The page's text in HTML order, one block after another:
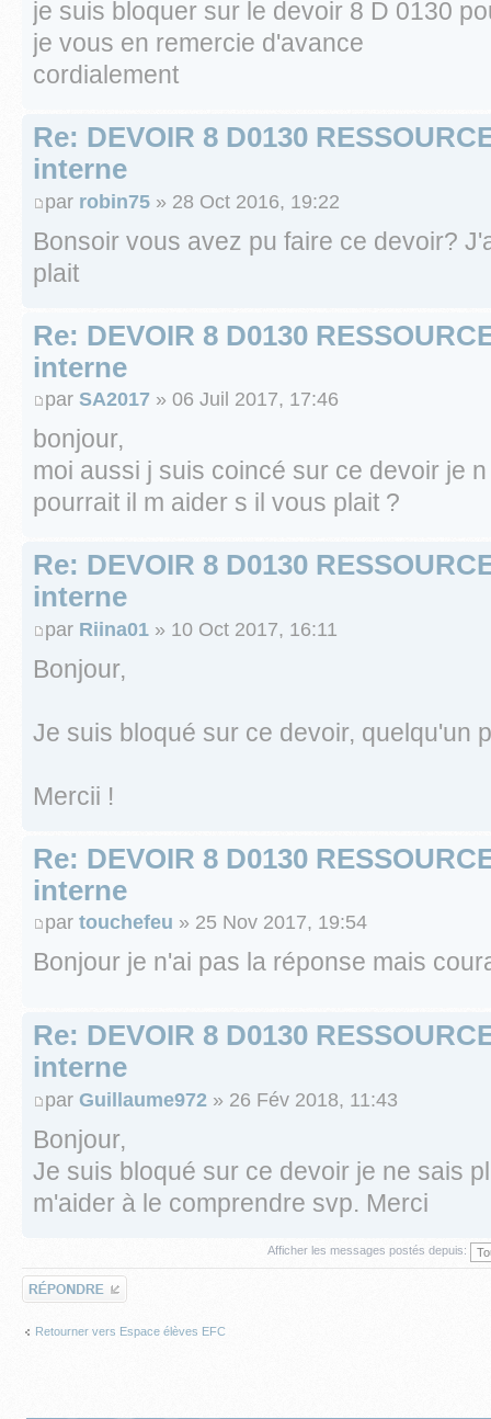
je suis bloquer sur le devoir 8 D 0130
je vous en remercie d'avance
cordialement
Re: DEVOIR 8 D0130
interne
par robin75 » 28 Oct 2016, 19:22
Bonsoir vous avez pu faire ce devoir?
plait
Re: DEVOIR 8 D0130
interne
par SA2017 » 06 Juil 2017, 17:46
bonjour,
moi aussi j suis coincé sur ce devoir je
pourrait il m aider s il vous plait ?
Re: DEVOIR 8 D0130
interne
par Riina01 » 10 Oct 2017, 16:11
Bonjour,
Je suis bloqué sur ce devoir, quelqu'un
Mercii !
Re: DEVOIR 8 D0130
interne
par touchefeu » 25 Nov 2017, 19:54
Bonjour je n'ai pas la réponse mais
Re: DEVOIR 8 D0130
interne
par Guillaume972 » 26 Fév 2018, 11:43
Bonjour,
Je suis bloqué sur ce devoir je ne sais
m'aider à le comprendre svp. Merci
Afficher les messages postés depuis:
Répondre
Retourner vers Espace élèves EFC